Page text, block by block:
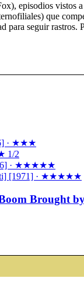
episodios vistos
que
para seguir
· ★★★
1/2
· ★★★★★
[1971] · ★★★★★
Brought